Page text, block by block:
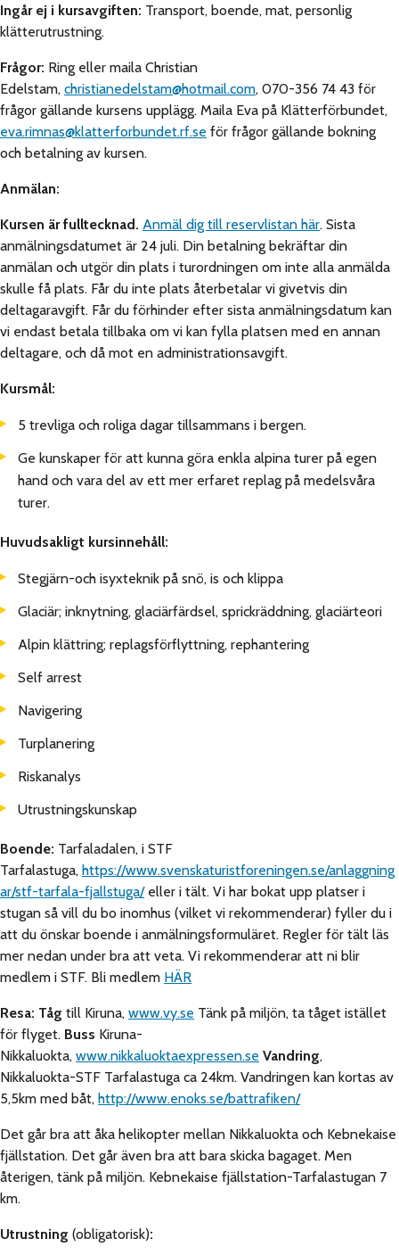
Ingår ej i kursavgiften: Transport, boende, mat, personlig
klätterutrustning.
Frågor: Ring eller maila Christian
Edelstam,christianedelstam@hotmail.com, 070-356 74 43 för
frågor gällande kursens upplägg. Maila Eva på Klätterförbundet,
eva.rimnas@klatterforbundet.rf.se för frågor gällande bokning
och betalning av kursen.
Anmälan:
Kursen är fulltecknad. Anmäl dig till reservlistan här. Sista
anmälningsdatumet är 24 juli. Din betalning bekräftar din
anmälan och utgör din plats i turordningen om inte alla anmälda
skulle få plats. Får du inte plats återbetalar vi givetvis din
deltagaravgift. Får du förhinder efter sista anmälningsdatum kan
vi endast betala tillbaka om vi kan fylla platsen med en annan
deltagare, och då mot en administrationsavgift.
Kursmål:
5 trevliga och roliga dagar tillsammans i bergen.
Ge kunskaper för att kunna göra enkla alpina turer på egen
hand och vara del av ett mer erfaret replag på medelsvåra
turer.
Huvudsakligt kursinnehåll:
Stegjärn-och isyxteknik på snö, is och klippa
Glaciär; inknytning, glaciärfärdsel, sprickräddning, glaciärteori
Alpin klättring; replagsförflyttning, rephantering
Self arrest
Navigering
Turplanering
Riskanalys
Utrustningskunskap
Boende: Tarfaladalen, i STF
Tarfalastuga,https://www.svenskaturistforeningen.se/anlaggning
ar/stf-tarfala-fjallstuga/eller i tält. Vi har bokat upp platser i
stugan så vill du bo inomhus (vilket vi rekommenderar) fyller du i
att du önskar boende i anmälningsformuläret. Regler för tält läs
mer nedan under bra att veta. Vi rekommenderar att ni blir
medlem i STF. Bli medlem HÄR
Resa: Tåg till Kiruna,www.vy.se Tänk på miljön, ta tåget istället
för flyget. Buss Kiruna-
Nikkaluokta,www.nikkaluoktaexpressen.se Vandring,
Nikkaluokta-STF Tarfalastuga ca 24km. Vandringen kan kortas av
5,5km med båt,http://www.enoks.se/battrafiken/
Det går bra att åka helikopter mellan Nikkaluokta och Kebnekaise
fjällstation. Det går även bra att bara skicka bagaget. Men
återigen, tänk på miljön. Kebnekaise fjällstation-Tarfalastugan 7
km.
Utrustning(obligatorisk):